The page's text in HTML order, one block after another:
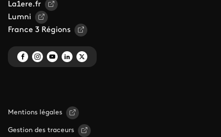
La1ere.fr
Lumni
France 3 Régions
Mentions légales
Gestion des traceurs